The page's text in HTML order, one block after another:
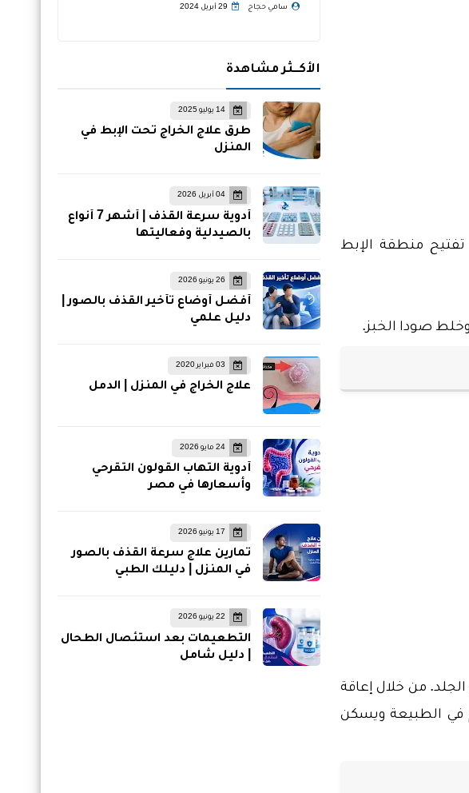
منطقة الإبط
صودا الخبز.
من خلال إعاقة
في الطبيعة ويسكن
سامي حجاج 29 أبريل 2024
الأكــثر مشاهدة
14 يوليو 2025
طرق علاج الخراج تحت الإبط في
المنزل
04 أبريل 2026
أدوية سرعة القذف | أشهر 7 أنواع
بالصيدلية وفعاليتها
26 يونيو 2026
أفضل أوضاع تأخير القذف بالصور |
دليل علمي
03 فبراير 2020
علاج الخراج في المنزل | الدمل
24 مايو 2026
أدوية التهاب القولون التقرحي
وأسعارها في مصر
17 يونيو 2026
تمارين علاج سرعة القذف بالصور
في المنزل | دليلك الطبي
22 يونيو 2026
التطعيمات بعد استئصال الطحال
| دليل شامل